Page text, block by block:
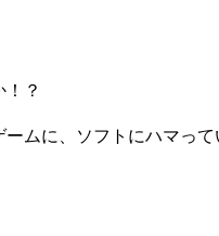
？
ムに、ソフトにハマって